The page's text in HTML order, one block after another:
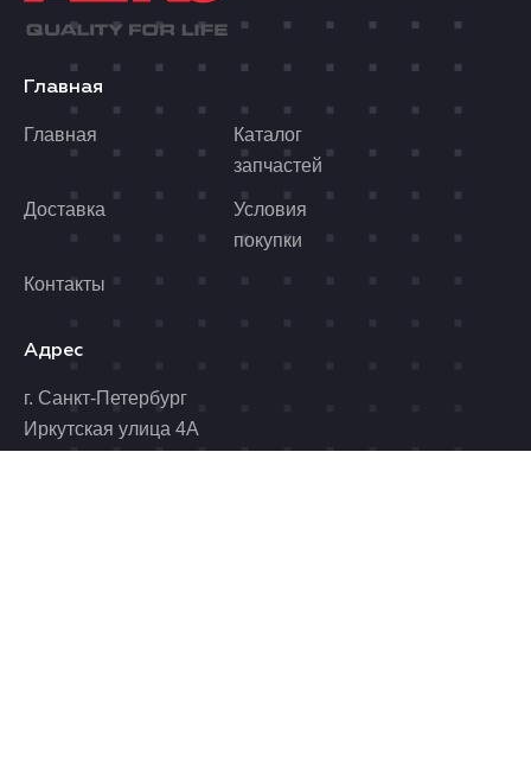
Главная
Главная
Каталог
запчастей
Доставка
Условия
покупки
Контакты
Адрес
г. Санкт-Петербург
Иркутская улица 4А